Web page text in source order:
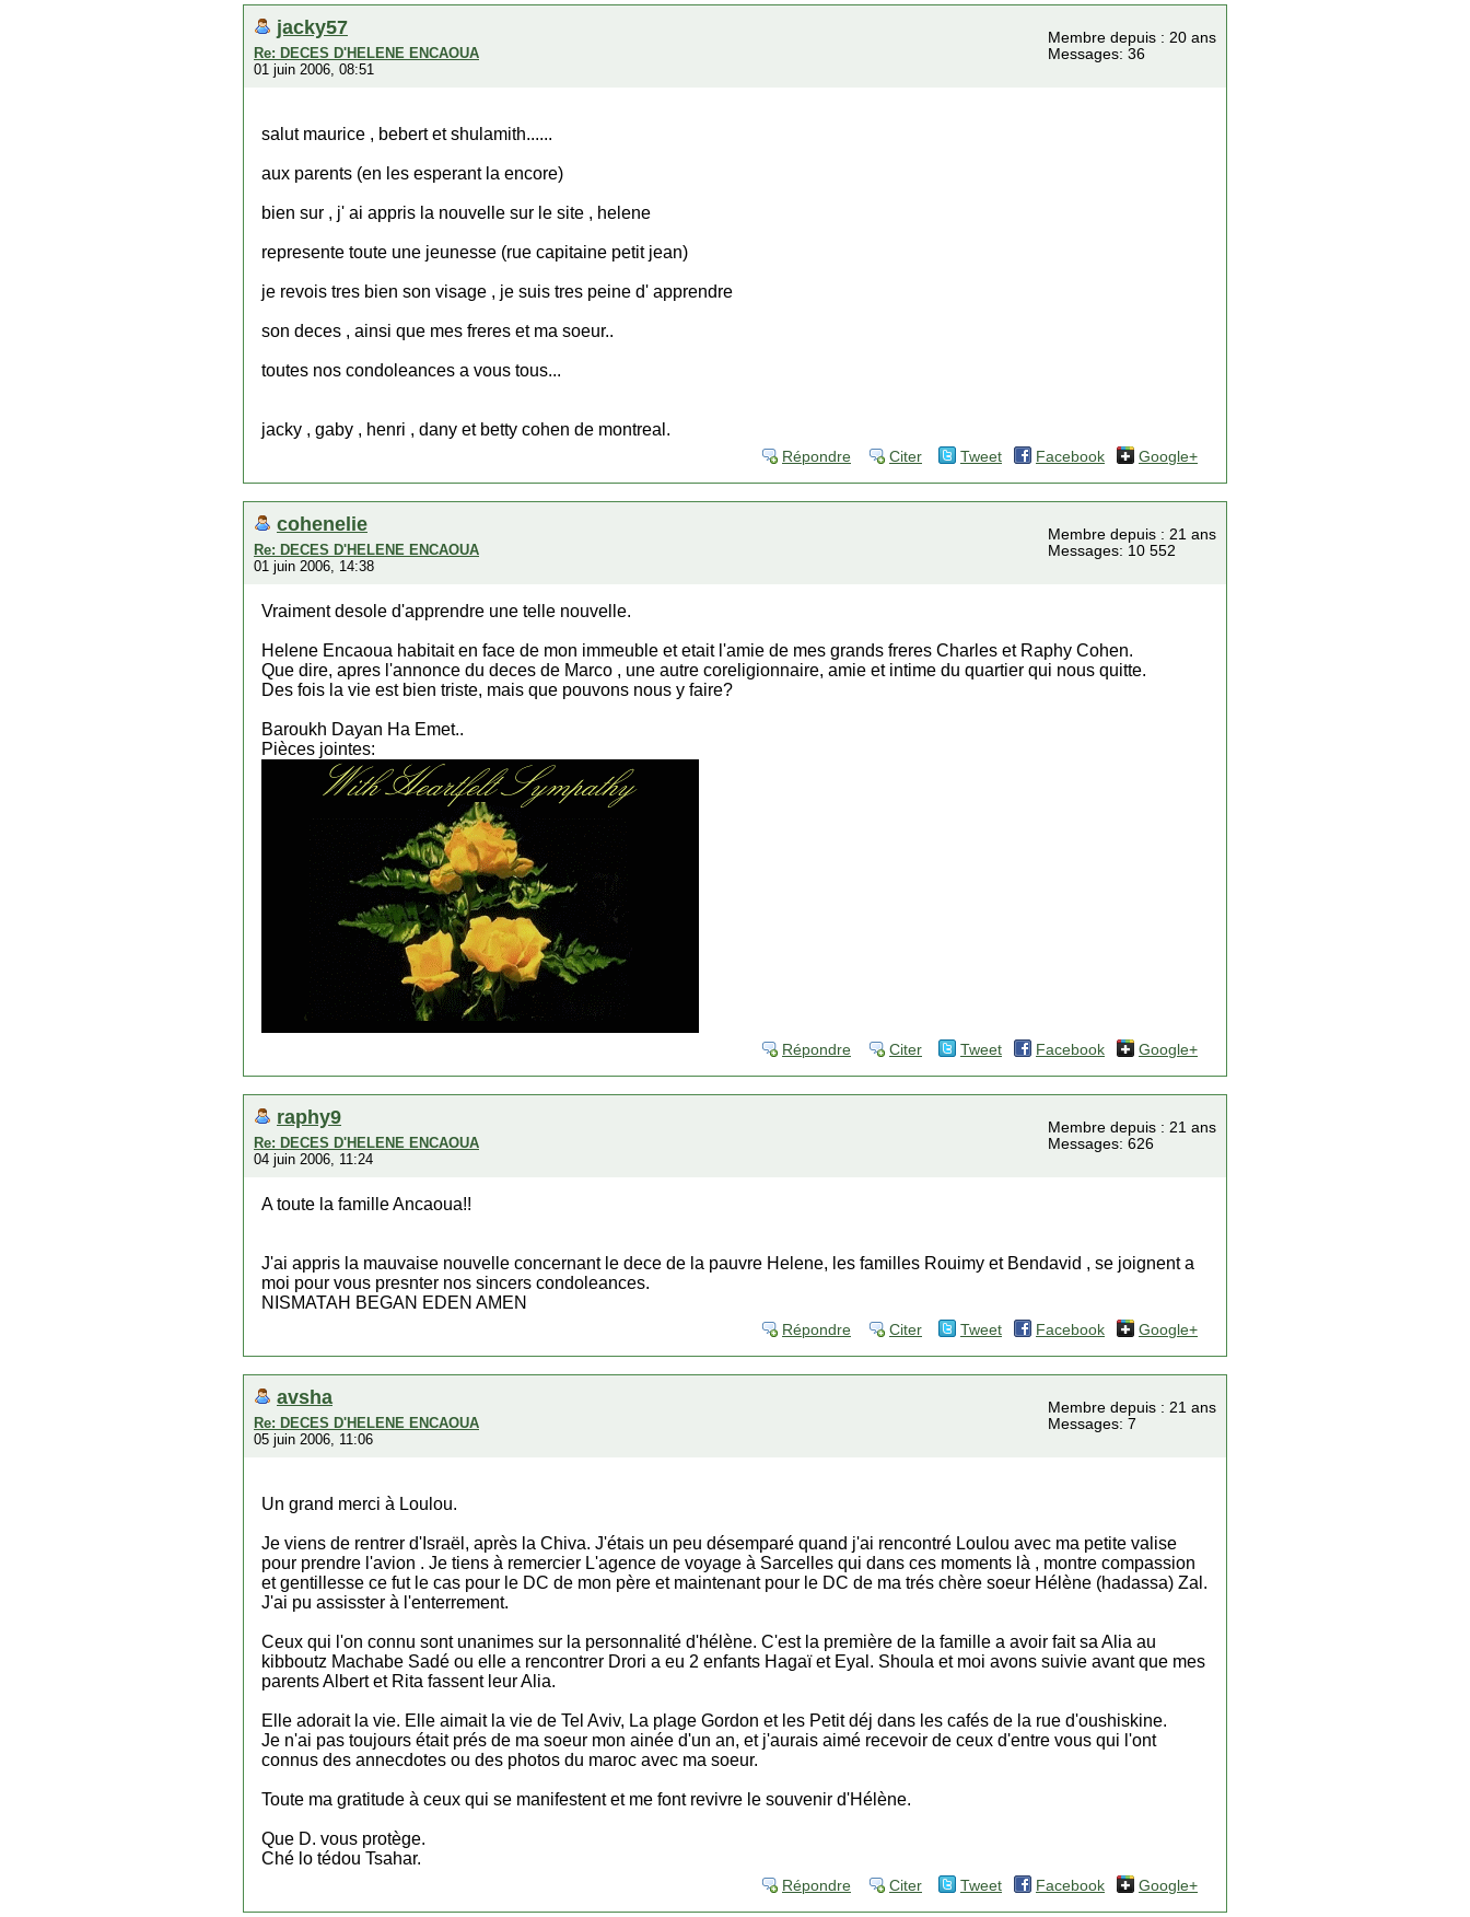
jacky57
Re: DECES D'HELENE ENCAOUA
01 juin 2006, 08:51
Membre depuis : 20 ans
Messages: 36
salut maurice , bebert et shulamith......
aux parents (en les esperant la encore)
bien sur , j' ai appris la nouvelle sur le site , helene
represente toute une jeunesse (rue capitaine petit jean)
je revois tres bien son visage , je suis tres peine d' apprendre
son deces , ainsi que mes freres et ma soeur..
toutes nos condoleances a vous tous...
jacky , gaby , henri , dany et betty cohen de montreal.
Répondre Citer Tweet Facebook Google+
cohenelie
Re: DECES D'HELENE ENCAOUA
01 juin 2006, 14:38
Membre depuis : 21 ans
Messages: 10 552
Vraiment desole d'apprendre une telle nouvelle.
Helene Encaoua habitait en face de mon immeuble et etait l'amie de mes grands freres Charles et Raphy Cohen.
Que dire, apres l'annonce du deces de Marco , une autre coreligionnaire, amie et intime du quartier qui nous quitte.
Des fois la vie est bien triste, mais que pouvons nous y faire?
Baroukh Dayan Ha Emet..
Pièces jointes:
Répondre Citer Tweet Facebook Google+
raphy9
Re: DECES D'HELENE ENCAOUA
04 juin 2006, 11:24
Membre depuis : 21 ans
Messages: 626
A toute la famille Ancaoua!!
J'ai appris la mauvaise nouvelle concernant le dece de la pauvre Helene, les familles Rouimy et Bendavid , se joignent a
moi pour vous presnter nos sincers condoleances.
NISMATAH BEGAN EDEN AMEN
Répondre Citer Tweet Facebook Google+
avsha
Re: DECES D'HELENE ENCAOUA
05 juin 2006, 11:06
Membre depuis : 21 ans
Messages: 7
Un grand merci à Loulou.
Je viens de rentrer d'Israël, après la Chiva. J'étais un peu désemparé quand j'ai rencontré Loulou avec ma petite valise
pour prendre l'avion . Je tiens à remercier L'agence de voyage à Sarcelles qui dans ces moments là , montre compassion
et gentillesse ce fut le cas pour le DC de mon père et maintenant pour le DC de ma trés chère soeur Hélène (hadassa) Zal.
J'ai pu assisster à l'enterrement.
Ceux qui l'on connu sont unanimes sur la personnalité d'hélène. C'est la première de la famille a avoir fait sa Alia au
kibboutz Machabe Sadé ou elle a rencontrer Drori a eu 2 enfants Hagaï et Eyal. Shoula et moi avons suivie avant que mes
parents Albert et Rita fassent leur Alia.
Elle adorait la vie. Elle aimait la vie de Tel Aviv, La plage Gordon et les Petit déj dans les cafés de la rue d'oushiskine.
Je n'ai pas toujours était prés de ma soeur mon ainée d'un an, et j'aurais aimé recevoir de ceux d'entre vous qui l'ont
connus des annecdotes ou des photos du maroc avec ma soeur.
Toute ma gratitude à ceux qui se manifestent et me font revivre le souvenir d'Hélène.
Que D. vous protège.
Ché lo tédou Tsahar.
Répondre Citer Tweet Facebook Google+